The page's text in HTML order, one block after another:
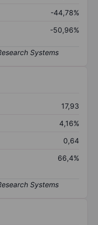
-44,78%
-50,96%
17,93
4,16%
0,64
66,4%